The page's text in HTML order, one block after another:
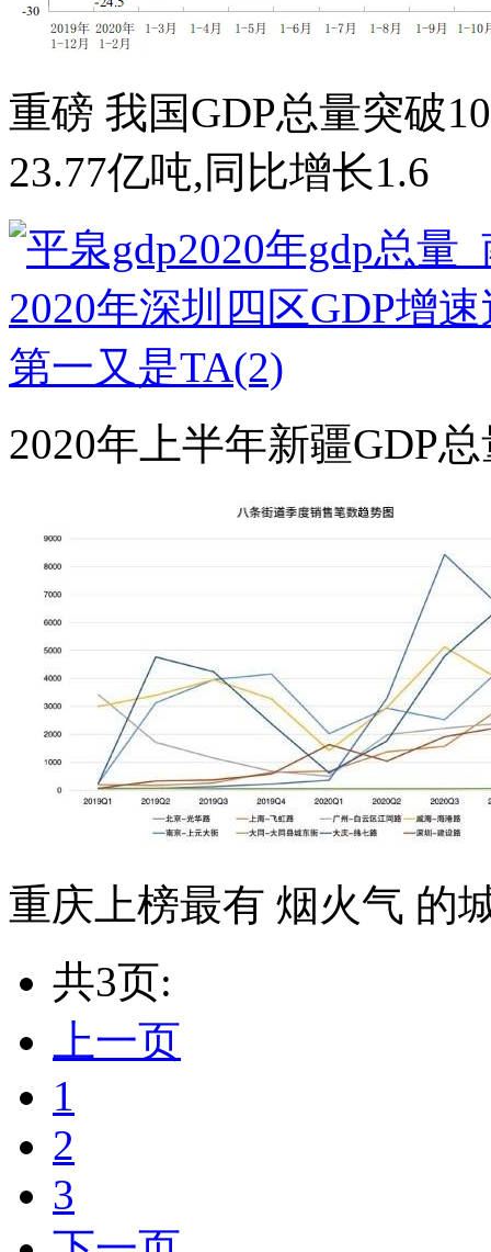
重磅 我国GDP总量突破
23.77亿吨,同比增长1.6
2020年上半年新疆GDP
重庆上榜最有 烟火气 的
共3页:
上一页
1
2
3